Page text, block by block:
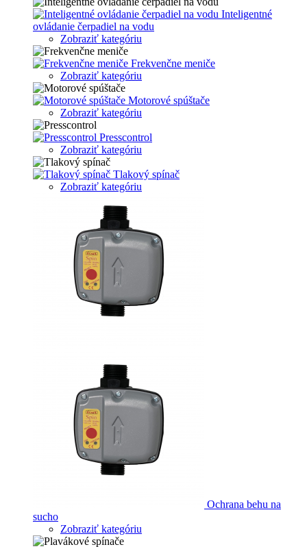
Inteligentné
ovládanie čerpadiel na vodu
Zobraziť kategóriu
Frekvenčne meniče
Zobraziť kategóriu
Motorové spúštače
Zobraziť kategóriu
Presscontrol
Zobraziť kategóriu
Tlakový spínač
Zobraziť kategóriu
Ochrana behu na
sucho
Zobraziť kategóriu